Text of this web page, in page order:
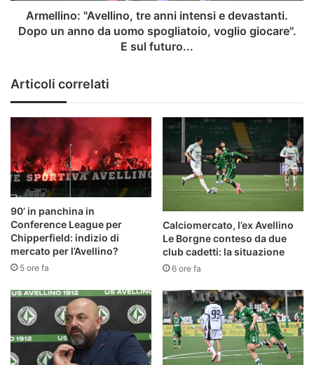
anno
da
giocare".
E
sul
futuro...
Armellino: "Avellino, tre anni intensi e devastanti.
Dopo un anno da uomo spogliatoio, voglio giocare".
E sul futuro...
Articoli correlati
90’ in panchina in
Conference League per
Chipperfield: indizio di
mercato per l’Avellino?
5 ore fa
Calciomercato, l’ex Avellino
Le Borgne conteso da due
club cadetti: la situazione
6 ore fa